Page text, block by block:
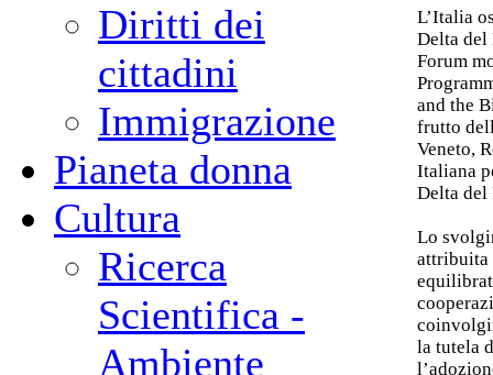
Diritti dei
cittadini
Immigrazione
Pianeta donna
Cultura
Ricerca
Scientifica -
Ambiente
L’Italia
Delta del
Forum
and the
frutto
Veneto,
Italiana
Delta del
Lo
attribuita
la tutela